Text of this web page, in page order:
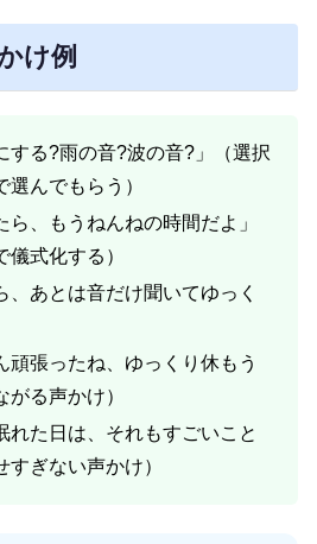
け例
する?雨の音?波の音?」（選択
んでもらう）
ら、もうねんねの時間だよ」
儀式化する）
、あとは音だけ聞いてゆっく
頑張ったね、ゆっくり休もう
る声かけ）
れた日は、それもすごいこと
ぎない声かけ）